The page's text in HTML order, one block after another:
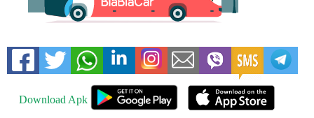
Download Apk